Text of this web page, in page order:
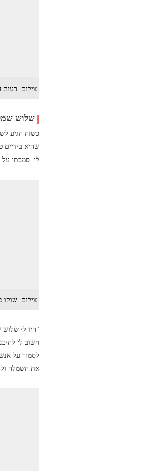
צילום: רעות
שלוש
כשזה הגיע
שהיא בידיים
לי. סמכתי על
צילום: שוקו
"היו לי
חשוב לי
לסמוך על
את השמלה